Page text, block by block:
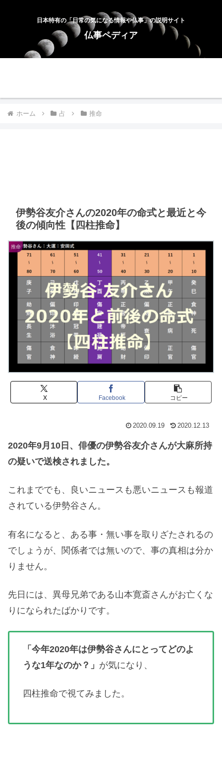
日本特有の「日常の気になる情報や仏事」の説明サイト
仏事ペディア
ホーム 占 推命
伊勢谷友介さんの2020年の命式と最近と今
後の傾向性【四柱推命】
推命
X Facebook コピー
2020.09.19 2020.12.13
2020年9月10日、俳優の伊勢谷友介さんが大麻所持
の疑いで送検されました。
これまででも、良いニュースも悪いニュースも報道
されている伊勢谷さん。
有名になると、ある事・無い事を取りざたされるの
でしょうが、関係者では無いので、事の真相は分か
りません。
先日には、異母兄弟である山本寛斎さんがお亡くな
りになられたばかりです。
「今年2020年は伊勢谷さんにとってどのよ
うな1年なのか？」 が気になり、
四柱推命で視てみました。